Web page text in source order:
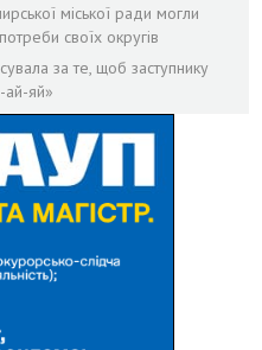
міської ради могли
своїх округів
за те, щоб заступнику
яй»